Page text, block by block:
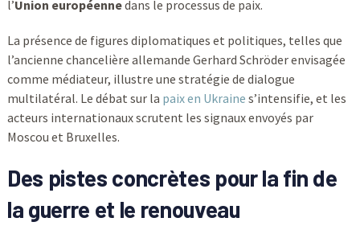
l’Union européennedans le processus de paix.
La présence de figures diplomatiques et politiques, telles que
l’ancienne chancelière allemande Gerhard Schröder envisagée
comme médiateur, illustre une stratégie de dialogue
multilatéral. Le débat sur la paix en Ukraine s’intensifie, et les
acteurs internationaux scrutent les signaux envoyés par
Moscou et Bruxelles.
Des pistes concrètes pour la fin de
la guerre et le renouveau